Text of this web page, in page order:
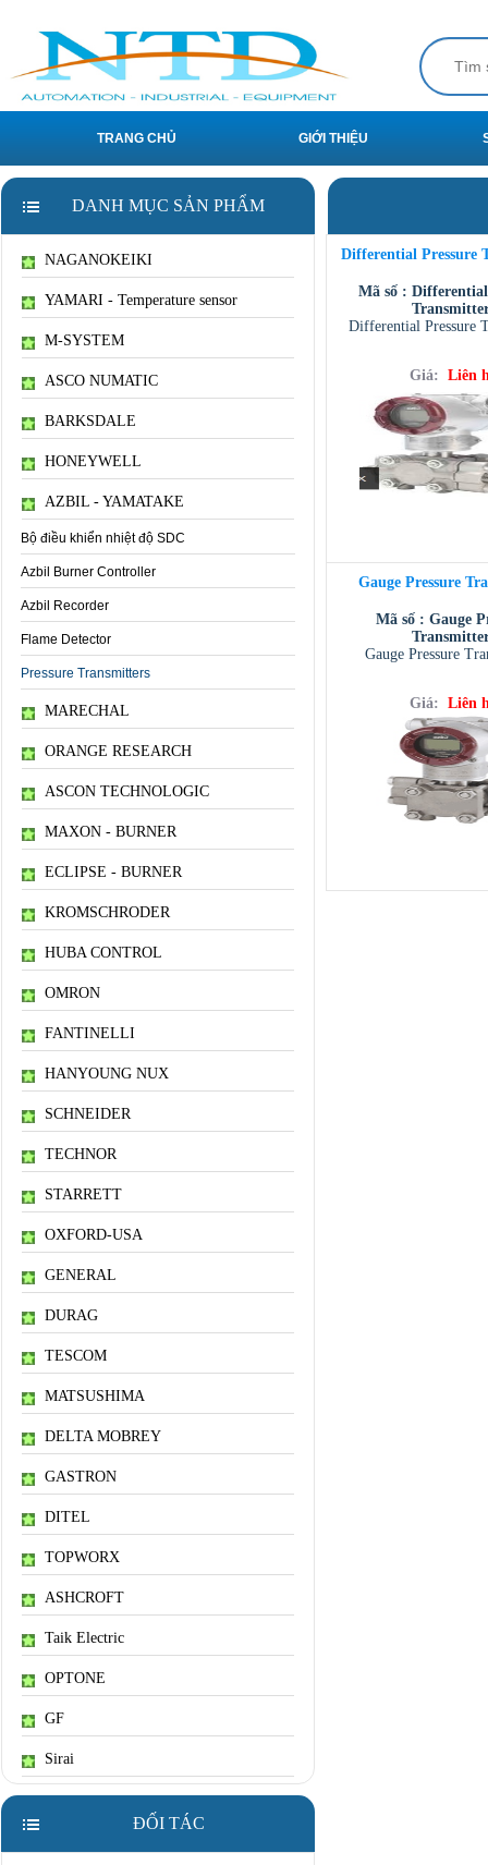
TRANG CHỦ GIỚI THIỆU
DANH MỤC SẢN PHẨM
NAGANOKEIKI
YAMARI - Temperature sensor
M-SYSTEM
ASCO NUMATIC
BARKSDALE
HONEYWELL
AZBIL - YAMATAKE
Bộ điều khiển nhiệt độ SDC
Azbil Burner Controller
Azbil Recorder
Flame Detector
Pressure Transmitters
MARECHAL
ORANGE RESEARCH
ASCON TECHNOLOGIC
MAXON - BURNER
ECLIPSE - BURNER
KROMSCHRODER
HUBA CONTROL
OMRON
FANTINELLI
HANYOUNG NUX
SCHNEIDER
TECHNOR
STARRETT
OXFORD-USA
GENERAL
DURAG
TESCOM
MATSUSHIMA
DELTA MOBREY
GASTRON
DITEL
TOPWORX
ASHCROFT
Taik Electric
OPTONE
GF
Sirai
ĐỐI TÁC
Differential Pressure
Mã số : Differential
Differential Pressure
Giá: Liên
Gauge Pressure
Mã số : Gauge
Gauge Pressure
Giá: Liên